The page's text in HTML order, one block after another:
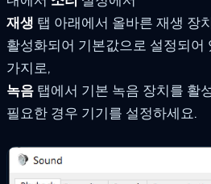
재생 탭 아래에서 올바른 재생 장
활성화되어 기본값으로 설정되어
가지로,
녹음 탭에서 기본 녹음 장치를 활
필요한 경우 기기를 설정하세요.